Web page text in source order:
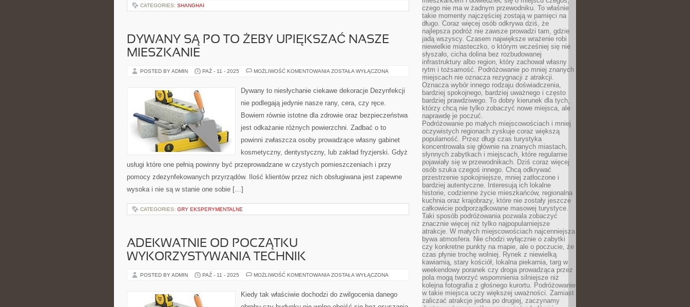
CATEGORIES: SHANGHAI
DYWANY SĄ PO TO ŻEBY UPIĘKSZAĆ NASZE
MIESZKANIE
POSTED BY ADMIN PAŹ - 11 - 2025 MOŻLIWOŚĆ KOMENTOWANIA DYWANY
ŻEBY
NASZE
ZOSTAŁA WYŁĄCZONA
Dywany to niesłychanie ciekawe dekoracje Dezynfekcji
nie podlegają jedynie nasze rany, cera, czy ręce.
Bowiem równie istotne dla zdrowie oraz bezpieczeństwa
jest odkażanie różnych powierzchni. Zadbać o to
powinni zwłaszcza osoby prowadzące własny gabinet
kosmetyczny, dentystyczny, lub zakład fryzjerski. Gdyż
usługi które one pełnią powinny być przeprowadzane w czystych pomieszczeniach i przy
pomocy zdezynfekowanych przyrządów. Ilość klientów przez nich obsługiwana jest zapewne
wysoka i nie są w stanie one sobie […]
CATEGORIES: GRY EKSPERYMENTALNE
ADEKWATNIE OD POCZĄTKU
WYKORZYSTYWANIA TECHNIK
POSTED BY ADMIN PAŹ - 11 - 2025 MOŻLIWOŚĆ KOMENTOWANIA ADEKWATNIE
WYKORZYSTYWANIA
TECHNIK
ZOSTAŁA WYŁĄCZONA
Kiedy tak właściwie dochodzi do zwilgocenia danego
czego nie ma w żadnym przewodniku. To właśnie
takie momenty najczęściej zostają w pamięci na
długo. Coraz więcej osób odkrywa dziś, że
najlepsza podróż nie zawsze prowadzi tam, gdzie
jadą wszyscy. Czasem największe wrażenie robi
niewielkie miasteczko, o którym wcześniej się nie
słyszało, cicha dolina bez rozbudowanej
infrastruktury albo region, który zachował własny
rytm i tożsamość. Podróżowanie po mniej znanych
miejscach nie oznacza rezygnacji z atrakcji.
Oznacza wybór innego rodzaju doświadczenia,
bardziej spokojnego, bardziej uważnego i często
bardziej prawdziwego. To dobry kierunek dla tych,
którzy chcą nie tylko zobaczyć nowe miejsca, ale
naprawdę je poczuć.
Podróżowanie po małych miejscowościach i mniej
oczywistych regionach zyskuje coraz większą
popularność. Przez długi czas turystyka
koncentrowała się głównie na znanych miastach,
słynnych zabytkach i miejscach, które regularnie
pojawiały się w przewodnikach. Dziś coraz więcej
osób szuka czegoś innego. Chcą odkrywać
przestrzenie spokojniejsze, mniej zatłoczone i
bardziej autentyczne. Interesują ich lokalne
historie, codzienne życie mieszkańców, regionalna
kuchnia oraz krajobrazy, które nie zostały jeszcze
całkowicie podporządkowane masowej turystyce.
Taki sposób podróżowania pozwala zobaczyć
znacznie więcej niż tylko najpopularniejsze
atrakcje. W małych miejscowościach najcenniejsza
bywa atmosfera. Nie chodzi wyłącznie o zabytki
czy konkretne punkty na mapie, ale o poczucie, że
czas płynie trochę wolniej. Rynek z niewielką
kawiarnią, stary kościół, lokalna piekarnia, targ w
weekendowy poranek czy droga prowadząca przez
pola mogą tworzyć wspomnienia silniejsze niż
kolejna fotografia z głośnego kurortu. Podróżowanie
w takie miejsca uczy większej uważności. Zamiast
zaliczać atrakcje jedna po drugiej, zaczynamy